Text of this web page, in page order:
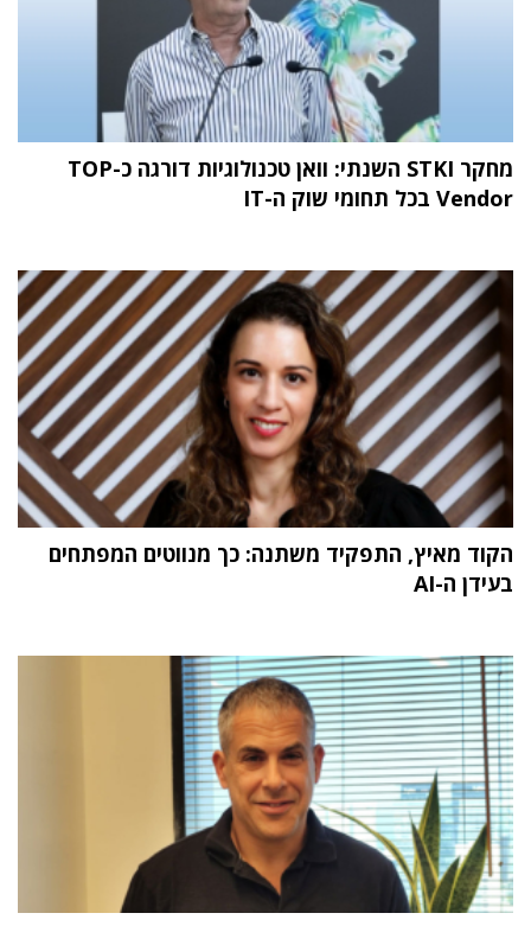
מחקר STKI השנתי: וואן טכנולוגיות דורגה כ-TOP
Vendor בכל תחומי שוק ה-IT
הקוד מאיץ, התפקיד משתנה: כך מנווטים המפתחים
בעידן ה-AI